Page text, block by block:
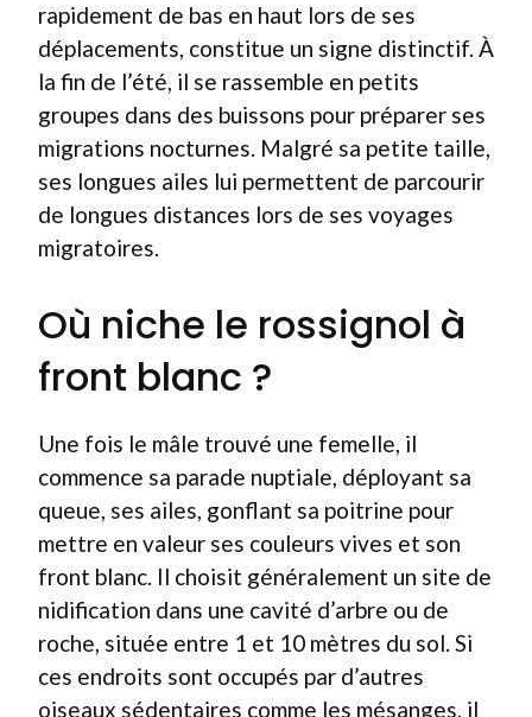
rapidement de bas en haut lors de ses
déplacements, constitue un signe distinctif. À
la fin de l’été, il se rassemble en petits
groupes dans des buissons pour préparer ses
migrations nocturnes. Malgré sa petite taille,
ses longues ailes lui permettent de parcourir
de longues distances lors de ses voyages
migratoires.
Où niche le rossignol à
front blanc ?
Une fois le mâle trouvé une femelle, il
commence sa parade nuptiale, déployant sa
queue, ses ailes, gonflant sa poitrine pour
mettre en valeur ses couleurs vives et son
front blanc. Il choisit généralement un site de
nidification dans une cavité d’arbre ou de
roche, située entre 1 et 10 mètres du sol. Si
ces endroits sont occupés par d’autres
oiseaux sédentaires comme les mésanges, il